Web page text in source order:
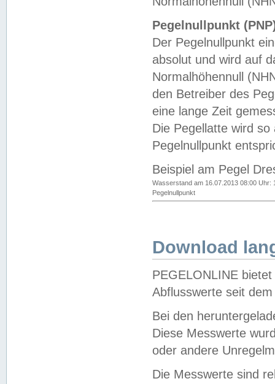
Pegelnullpunkt
Der Pegelnullpunkt
absolut und wird auf
Normalhöhennull
den Betreiber des
eine lange Zeit
Die Pegellatte wird
Pegelnullpunkt
Beispiel am Pegel
Wasserstand am 16.07.2013 08:00 Uhr:
Pegelnullpunkt
Download
PEGELONLINE
Abflusswerte seit
Bei den
Diese Messwerte
oder andere
Die Messwerte sind